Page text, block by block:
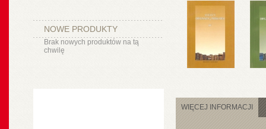
NOWE PRODUKTY
Brak nowych produktów na tą
chwilę
WIĘCEJ INFORMACJI